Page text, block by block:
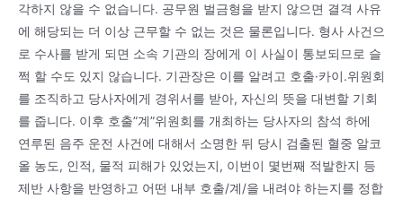
각하지 않을 수 없습니다. 공무원 벌금형을 받지 않으면 결격 사유
에 해당되는 더 이상 근무할 수 없는 것은 물론입니다. 형사 사건으
로 수사를 받게 되면 소속 기관의 장에게 이 사실이 통보되므로 슬
쩍 할 수도 있지 않습니다. 기관장은 이를 알려고 호출·카이.위원회
를 조직하고 당사자에게 경위서를 받아, 자신의 뜻을 대변할 기회
를 줍니다. 이후 호출”계”위원회를 개최하는 당사자의 참석 하에
연루된 음주 운전 사건에 대해서 소명한 뒤 당시 검출된 혈중 알코
올 농도, 인적, 물적 피해가 있었는지, 이번이 몇번째 적발한지 등
제반 사항을 반영하고 어떤 내부 호출/계/을 내려야 하는지를 정합